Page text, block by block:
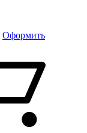
Оформить